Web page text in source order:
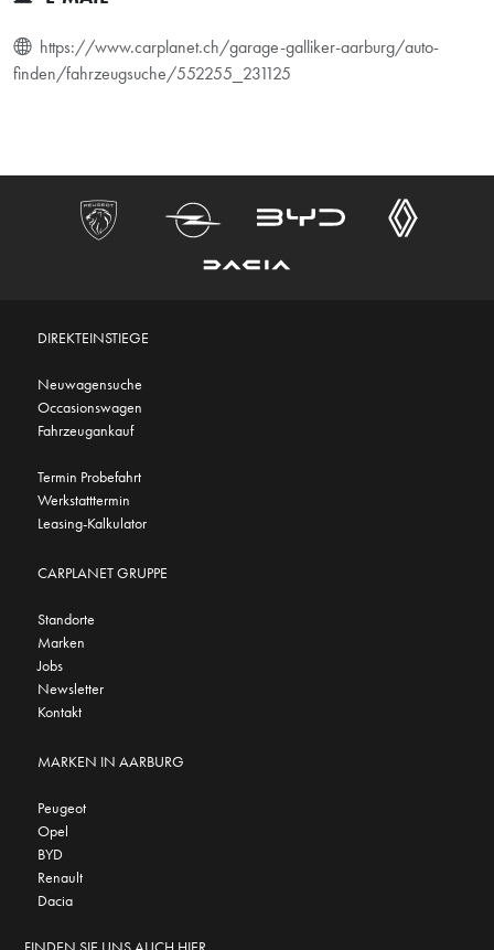
https://www.carplanet.ch/garage-galliker-aarburg/auto-
finden/fahrzeugsuche/552255_231125
DIREKTEINSTIEGE
Neuwagensuche
Occasionswagen
Fahrzeugankauf
Termin Probefahrt
Werkstatttermin
Leasing-Kalkulator
CARPLANET GRUPPE
Standorte
Marken
Jobs
Newsletter
Kontakt
MARKEN IN AARBURG
Peugeot
Opel
BYD
Renault
Dacia